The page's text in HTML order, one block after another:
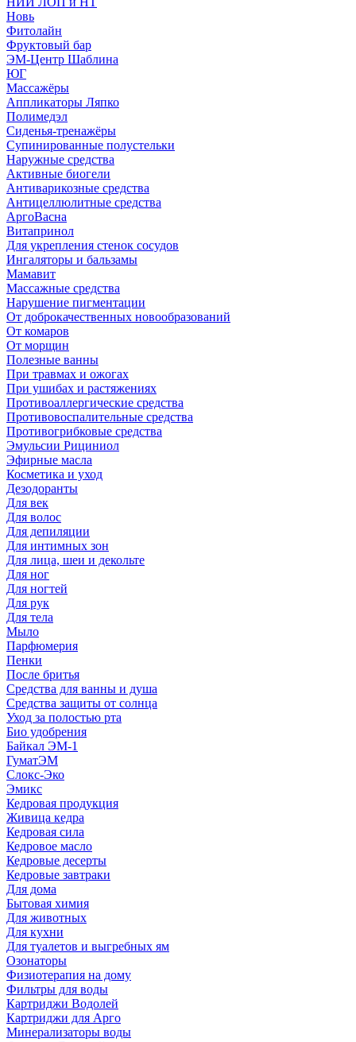
Новь
Фитолайн
Фруктовый бар
ЭМ-Центр Шаблина
ЮГ
Массажёры
Аппликаторы Ляпко
Полимедэл
Сиденья-тренажёры
Супинированные полустельки
Наружные средства
Активные биогели
Антиварикозные средства
Антицеллюлитные средства
АргоВасна
Витапринол
Для укрепления стенок сосудов
Ингаляторы и бальзамы
Мамавит
Массажные средства
Нарушение пигментации
От доброкачественных новообразований
От комаров
От морщин
Полезные ванны
При травмах и ожогах
При ушибах и растяжениях
Противоаллергические средства
Противовоспалительные средства
Противогрибковые средства
Эмульсии Рициниол
Эфирные масла
Косметика и уход
Дезодоранты
Для век
Для волос
Для депиляции
Для интимных зон
Для лица, шеи и декольте
Для ног
Для ногтей
Для рук
Для тела
Мыло
Парфюмерия
Пенки
После бритья
Средства для ванны и душа
Средства защиты от солнца
Уход за полостью рта
Био удобрения
Байкал ЭМ-1
ГуматЭМ
Слокс-Эко
Эмикс
Кедровая продукция
Живица кедра
Кедровая сила
Кедровое масло
Кедровые десерты
Кедровые завтраки
Для дома
Бытовая химия
Для животных
Для кухни
Для туалетов и выгребных ям
Озонаторы
Физиотерапия на дому
Фильтры для воды
Картриджи Водолей
Картриджи для Арго
Минерализаторы воды